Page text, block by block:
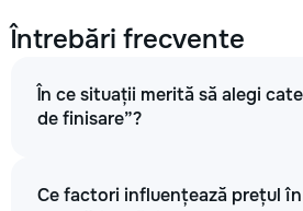
Întrebări frecvente
În ce situații merită să alegi
de finisare”?
Ce factori influențează prețul